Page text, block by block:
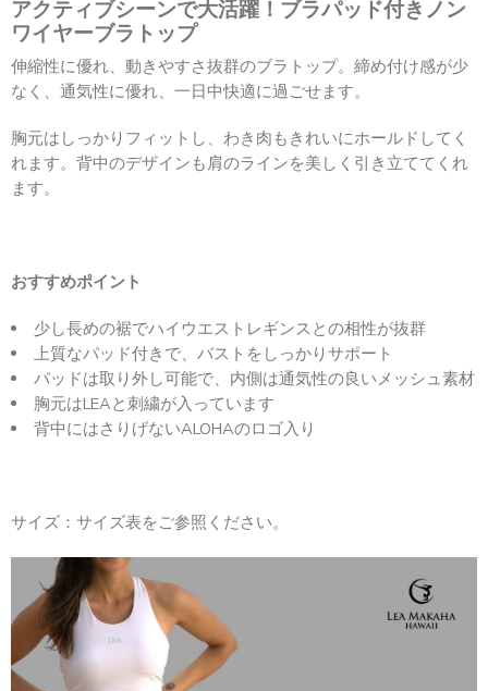
アクティブシーンで大活躍！ブラパッド付きノン
ワイヤーブラトップ
伸縮性に優れ、動きやすさ抜群のブラトップ。締め付け感が少
なく、通気性に優れ、一日中快適に過ごせます。
胸元はしっかりフィットし、わき肉もきれいにホールドしてく
れます。背中のデザインも肩のラインを美しく引き立ててくれ
ます。
おすすめポイント
少し長めの裾でハイウエストレギンスとの相性が抜群
上質なパッド付きで、バストをしっかりサポート
パッドは取り外し可能で、内側は通気性の良いメッシュ素材
胸元はLEAと刺繍が入っています
背中にはさりげないALOHAのロゴ入り
サイズ：サイズ表をご参照ください。